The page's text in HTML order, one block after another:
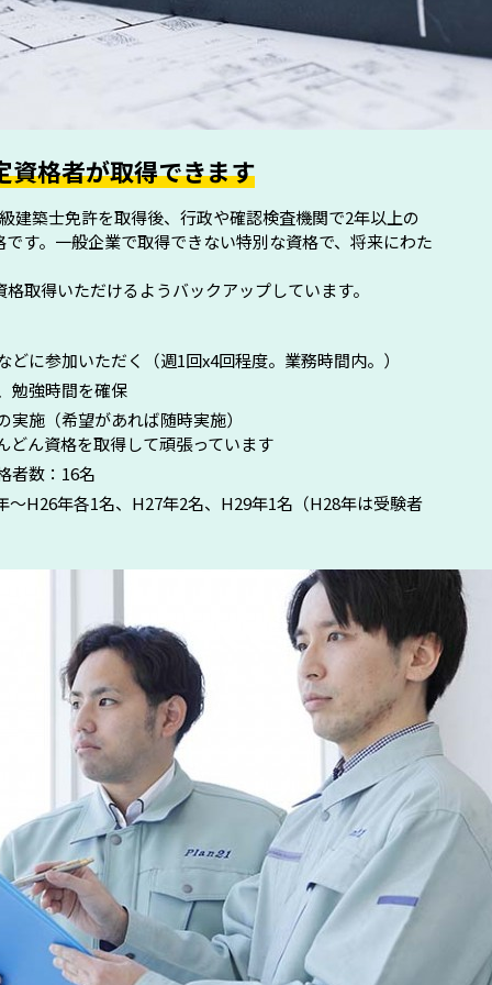
資格者が取得できます
建築士免許を取得後、行政や確認検査機関で2年以上の
す。一般企業で取得できない特別な資格で、将来にわた
取得いただけるようバックアップしています。
に参加いただく（週1回x4回程度。業務時間内。）
勉強時間を確保
施（希望があれば随時実施）
どん資格を取得して頑張っています
者数：16名
～H26年各1名、H27年2名、H29年1名（H28年は受験者